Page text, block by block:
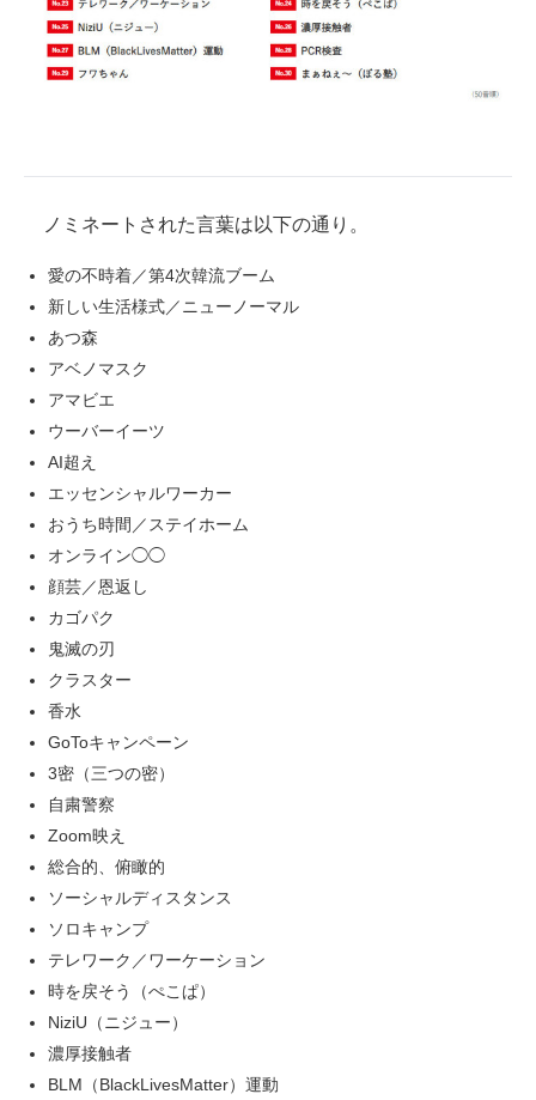
企業向けIT製品の総合サイト
IT製品の技術・比較・事例
エレクトロニクス専門サイト
電子設計の基本と応用
エネルギーの専門メディア
建設×テクノロジーの最前線
ちょっと気になるネットの話題
ノミネートされた言葉は以下の通り。
愛の不時着／第4次韓流ブーム
新しい生活様式／ニューノーマル
あつ森
アベノマスク
アマビエ
ウーバーイーツ
AI超え
エッセンシャルワーカー
おうち時間／ステイホーム
オンライン◯◯
顔芸／恩返し
カゴパク
鬼滅の刃
クラスター
香水
GoToキャンペーン
3密（三つの密）
自粛警察
Zoom映え
総合的、俯瞰的
ソーシャルディスタンス
ソロキャンプ
テレワーク／ワーケーション
時を戻そう（ぺこぱ）
NiziU（ニジュー）
濃厚接触者
BLM（BlackLivesMatter）運動